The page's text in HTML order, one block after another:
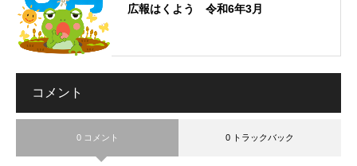
広報はくよう 令和6年3月
コメント
0 コメント 0 トラックバック